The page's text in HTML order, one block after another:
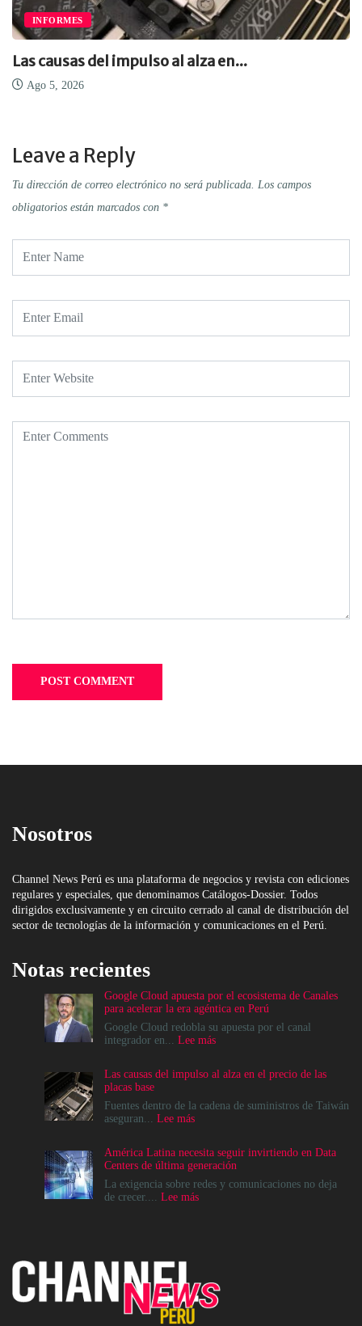
INFORMES
Las causas del impulso al alza en...
Ago 5, 2026
Leave a Reply
Tu dirección de correo electrónico no será publicada. Los campos
obligatorios están marcados con *
Nosotros
Channel News Perú es una plataforma de negocios y revista con ediciones
regulares y especiales, que denominamos Catálogos-Dossier. Todos
dirigidos exclusivamente y en circuito cerrado al canal de distribución del
sector de tecnologías de la información y comunicaciones en el Perú.
Notas recientes
Google Cloud apuesta por el ecosistema de Canales
para acelerar la era agéntica en Perú
Google Cloud redobla su apuesta por el canal
integrador en... Lee más:
apuesta
el
para
acelerar
la
era
Las causas del impulso al alza en el precio de las
placas base
Fuentes dentro de la cadena de suministros de Taiwán
aseguran... Lee más:
del
impulso
al
alza
base
América Latina necesita seguir invirtiendo en Data
Centers de última generación
La exigencia sobre redes y comunicaciones no deja
de crecer.... Lee más:
Data
Centers
de